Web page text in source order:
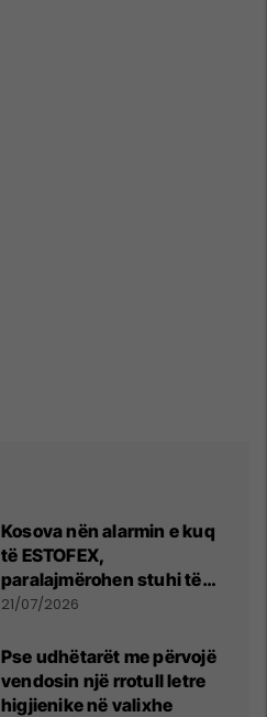
Kosova nën alarmin e kuq
të ESTOFEX,
paralajmërohen stuhi të
fuqishme me breshër dhe
21/07/2026
Pse udhëtarët me përvojë
vendosin një rrotull letre
higjienike në valixhe